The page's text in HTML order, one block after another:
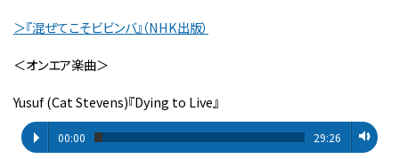
＞『混ぜてこそビビンバ』（NHK出版）
＜オンエア楽曲＞
Yusuf (Cat Stevens)『Dying to Live』
00:00 29:26